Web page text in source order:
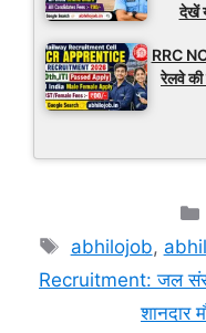
देखें
RRC
रेलवे
Tags
abhilojob,
Recruitment: जल
शानदार